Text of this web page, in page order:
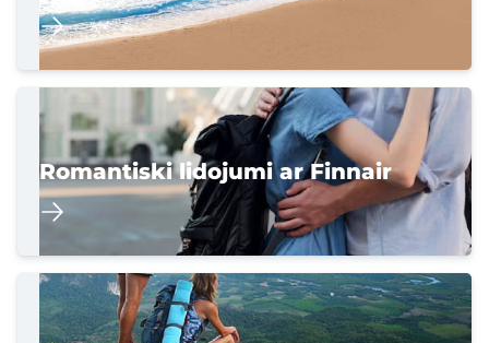
Romantiski lidojumi ar Finnair